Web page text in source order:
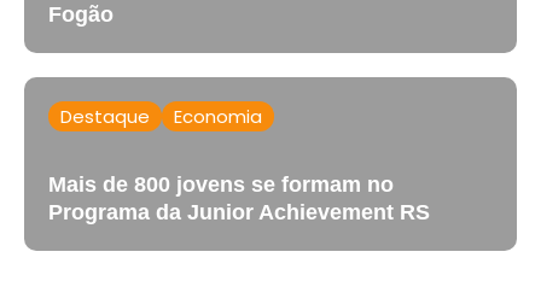
Fogão
Destaque Economia
Mais de 800 jovens se formam no
Programa da Junior Achievement RS